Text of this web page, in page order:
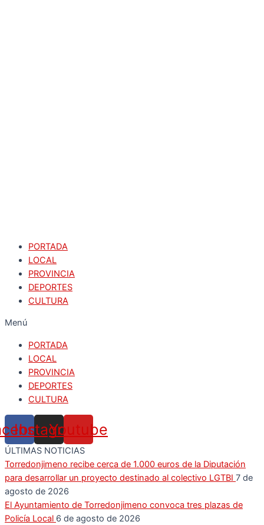
PORTADA
LOCAL
PROVINCIA
DEPORTES
CULTURA
Menú
PORTADA
LOCAL
PROVINCIA
DEPORTES
CULTURA
Instagram
Youtube
ÚLTIMAS NOTICIAS
Torredonjimeno recibe cerca de 1.000 euros de la Diputación
para desarrollar un proyecto destinado al colectivo LGTBI 7 de
agosto de 2026
El Ayuntamiento de Torredonjimeno convoca tres plazas de
Policía Local 6 de agosto de 2026